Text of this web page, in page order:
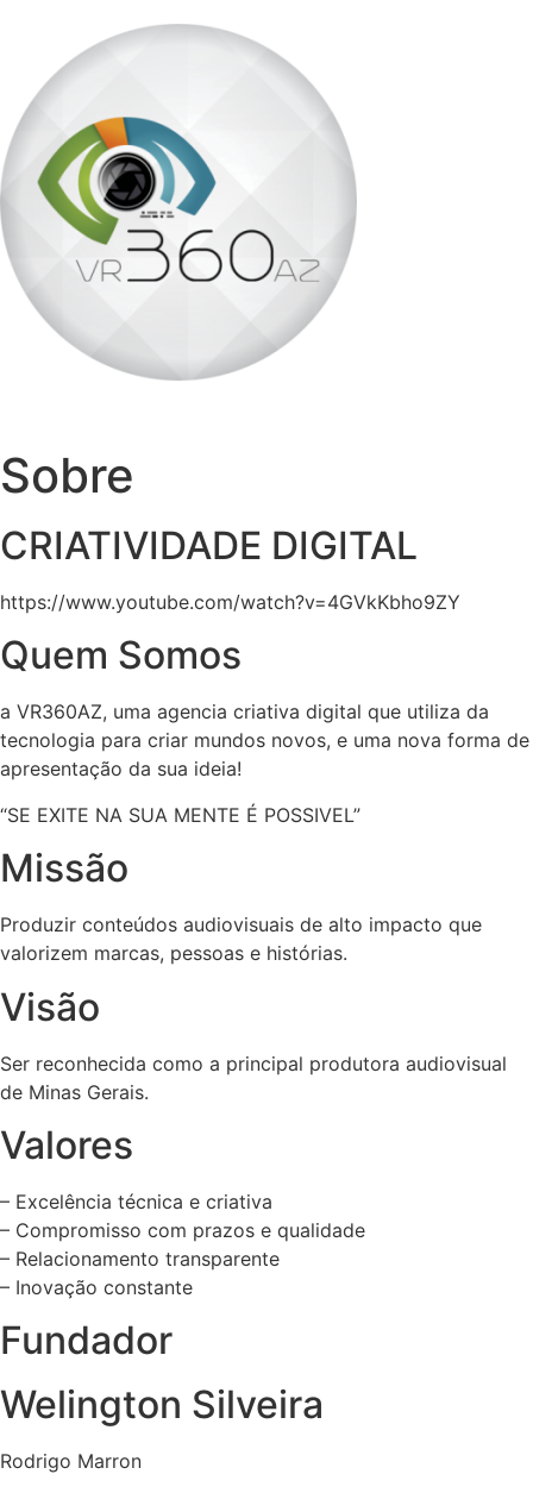
Sobre
CRIATIVIDADE DIGITAL
https://www.youtube.com/watch?v=4GVkKbho9ZY
Quem Somos
a VR360AZ, uma agencia criativa digital que utiliza da
tecnologia para criar mundos novos, e uma nova forma de
apresentação da sua ideia!
“SE EXITE NA SUA MENTE É POSSIVEL”
Missão
Produzir conteúdos audiovisuais de alto impacto que
valorizem marcas, pessoas e histórias.
Visão
Ser reconhecida como a principal produtora audiovisual
de Minas Gerais.
Valores
– Excelência técnica e criativa
– Compromisso com prazos e qualidade
– Relacionamento transparente
– Inovação constante
Fundador
Welington Silveira
Rodrigo Marron